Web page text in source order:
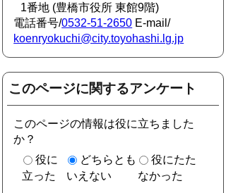
1番地 (豊橋市役所 東館9階)
電話番号/0532-51-2650 E-mail/
koenryokuchi@city.toyohashi.lg.jp
このページに関するアンケート
このページの情報は役に立ちました
か？
役に
立った
どちらとも
いえない
役にたた
なかった